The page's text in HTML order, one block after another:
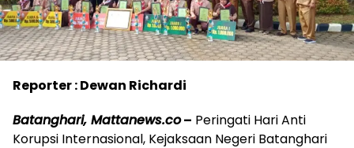
Reporter : Dewan Richardi
Batanghari, Mattanews.co– Peringati Hari Anti
Korupsi Internasional, Kejaksaan Negeri Batanghari